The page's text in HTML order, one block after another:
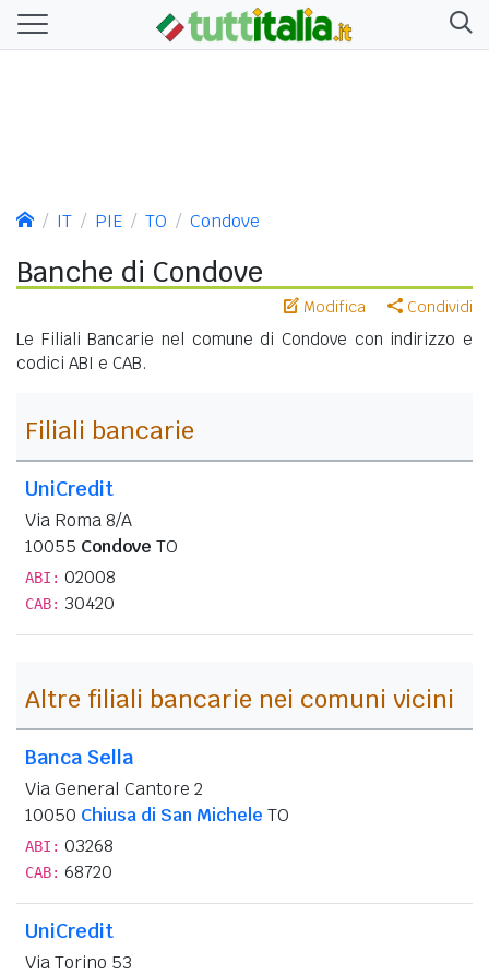
IT PIE TO Condove
Banche di Condove
Modifica Condividi
Le Filiali Bancarie nel comune di Condove con indirizzo e
codici ABI e CAB.
Filiali bancarie
UniCredit
Via Roma 8/A
10055 Condove TO
ABI: 02008
CAB: 30420
Altre filiali bancarie nei comuni vicini
Banca Sella
Via General Cantore 2
10050 Chiusa di San Michele TO
ABI: 03268
CAB: 68720
UniCredit
Via Torino 53